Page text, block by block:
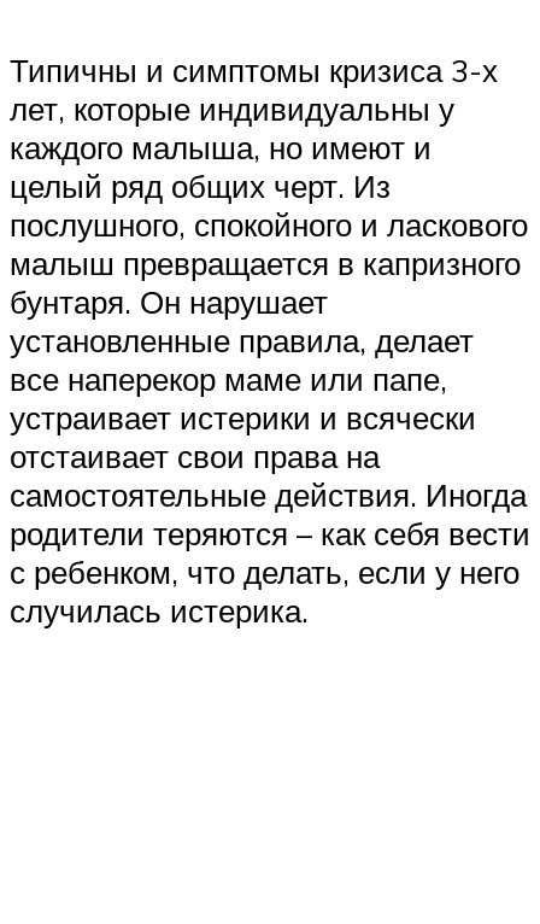
Типичны и симптомы кризиса 3-х
лет, которые индивидуальны у
каждого малыша, но имеют и
целый ряд общих черт. Из
послушного, спокойного и ласкового
малыш превращается в капризного
бунтаря. Он нарушает
установленные правила, делает
все наперекор маме или папе,
устраивает истерики и всячески
отстаивает свои права на
самостоятельные действия. Иногда
родители теряются – как себя вести
с ребенком, что делать, если у него
случилась истерика.